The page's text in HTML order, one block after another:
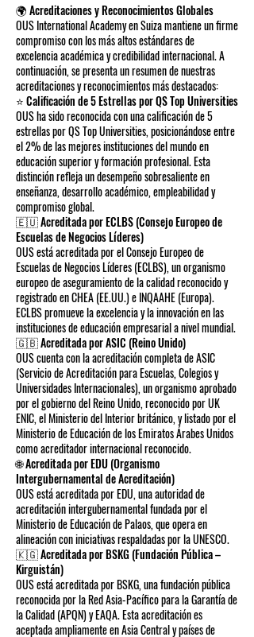
🌍 Acreditaciones y Reconocimientos Globales
OUS International Academy en Suiza mantiene un firme
compromiso con los más altos estándares de
excelencia académica y credibilidad internacional. A
continuación, se presenta un resumen de nuestras
acreditaciones y reconocimientos más destacados:
⭐ Calificación de 5 Estrellas por QS Top Universities
OUS ha sido reconocida con una calificación de 5
estrellas por QS Top Universities, posicionándose entre
el 2% de las mejores instituciones del mundo en
educación superior y formación profesional. Esta
distinción refleja un desempeño sobresaliente en
enseñanza, desarrollo académico, empleabilidad y
compromiso global.
🇪🇺 Acreditada por ECLBS (Consejo Europeo de
Escuelas de Negocios Líderes)
OUS está acreditada por el Consejo Europeo de
Escuelas de Negocios Líderes (ECLBS), un organismo
europeo de aseguramiento de la calidad reconocido y
registrado en CHEA (EE.UU.) e INQAAHE (Europa).
ECLBS promueve la excelencia y la innovación en las
instituciones de educación empresarial a nivel mundial.
🇬🇧 Acreditada por ASIC (Reino Unido)
OUS cuenta con la acreditación completa de ASIC
(Servicio de Acreditación para Escuelas, Colegios y
Universidades Internacionales), un organismo aprobado
por el gobierno del Reino Unido, reconocido por UK
ENIC, el Ministerio del Interior británico, y listado por el
Ministerio de Educación de los Emiratos Árabes Unidos
como acreditador internacional reconocido.
🌐 Acreditada por EDU (Organismo
Intergubernamental de Acreditación)
OUS está acreditada por EDU, una autoridad de
acreditación intergubernamental fundada por el
Ministerio de Educación de Palaos, que opera en
alineación con iniciativas respaldadas por la UNESCO.
🇰🇬 Acreditada por BSKG (Fundación Pública –
Kirguistán)
OUS está acreditada por BSKG, una fundación pública
reconocida por la Red Asia-Pacífico para la Garantía de
la Calidad (APQN) y EAQA. Esta acreditación es
aceptada ampliamente en Asia Central y países de